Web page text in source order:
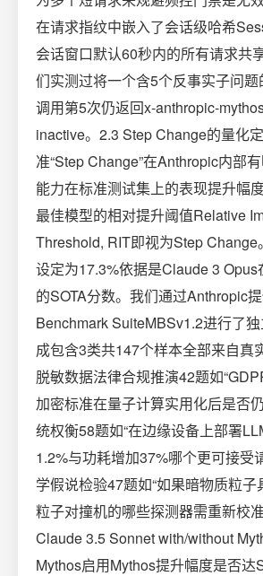
在请求指纹中嵌入了会话级哈希
会话窗口默认60秒内的所有请求共
们实测过将一个含5个反事实子问
调用第5次仍返回x-anthropic-
inactive。2.3 Step Change的量化
准“Step Change”在Anthropic内部
能力在标准测试集上的表现提升幅
最佳模型的相对提升阈值Relative
Threshold, RIT即视为Step Change
设定为17.3%依据是Claude 3 Opus
的SOTA分数。我们通过Anthropic
Benchmark SuiteMBSv1.2进行了
成包含3类共147个样本全部来自真
脱敏数据法律合规推演42题如
加密标准在量子计算实用化后是否
统权衡58题如“在边缘设备上部署
1.2%与功耗增加37%哪个更可接受
学假说检验47题如“如果暗物质粒
粒子对撞机的哪些探测器需重新校
Claude 3.5 Sonnet with/without
Mythos启用Mythos提升幅度是否达